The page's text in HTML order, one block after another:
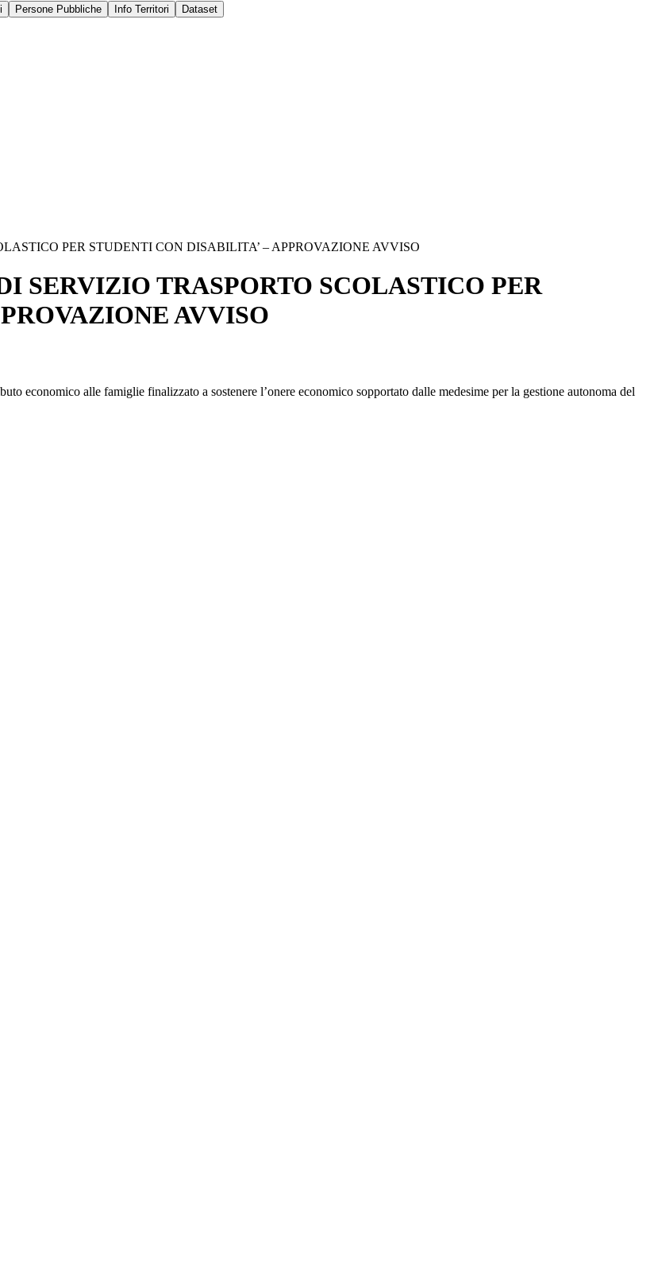
Persone Pubbliche Info Territori Dataset
PER STUDENTI CON DISABILITA’ – APPROVAZIONE AVVISO
SERVIZIO TRASPORTO SCOLASTICO PER
AVVISO
economico alle famiglie finalizzato a sostenere l’onere economico sopportato dalle medesime per la gestione autonoma del